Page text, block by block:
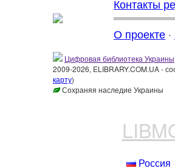
Контакты
О проекте ·
Цифровая библиотека Украины
2009-2026, ELIBRARY.COM.UA -
карту)
Сохраняя наследие Украины
Россия